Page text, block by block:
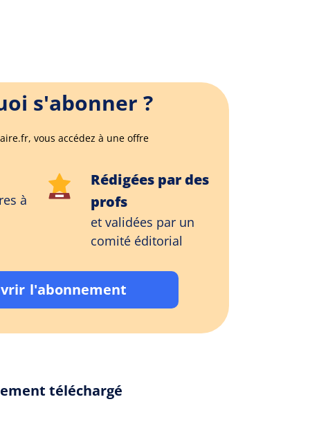
s'abonner ?
vous accédez à une offre
à
Rédigées par des
profs
et validées par un
comité éditorial
l'abonnement
téléchargé